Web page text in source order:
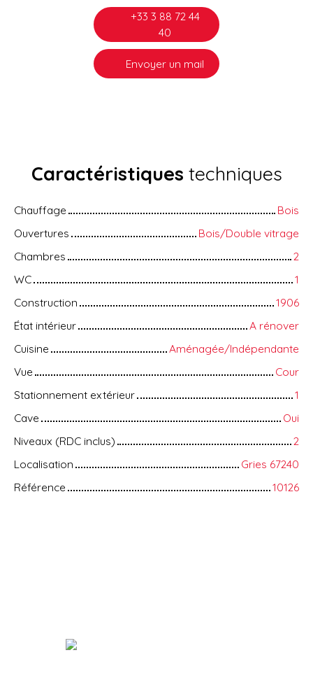
+33 3 88 72 44
40
Envoyer un mail
Caractéristiques techniques
Chauffage
Bois
Ouvertures
Bois/Double vitrage
Chambres
2
WC
1
Construction
1906
État intérieur
A rénover
Cuisine
Aménagée/Indépendante
Vue
Cour
Stationnement extérieur
1
Cave
Oui
Niveaux (RDC inclus)
2
Localisation
Gries 67240
Référence
10126